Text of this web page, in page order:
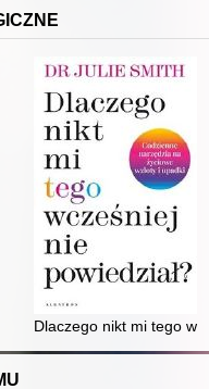
niepokój i negatywne myśli,
Dlaczego nikt mi tego